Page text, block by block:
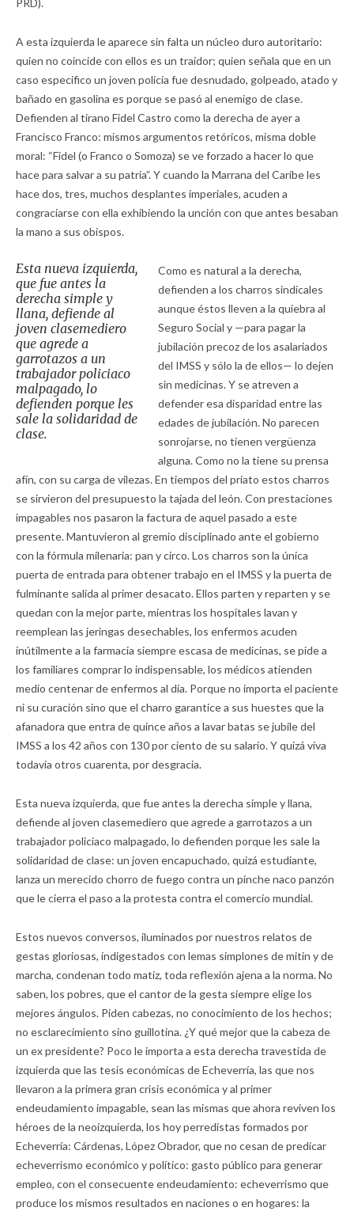
PRD).
A esta izquierda le aparece sin falta un núcleo duro autoritario:
quien no coincide con ellos es un traidor; quien señala que en un
caso específico un joven policía fue desnudado, golpeado, atado y
bañado en gasolina es porque se pasó al enemigo de clase.
Defienden al tirano Fidel Castro como la derecha de ayer a
Francisco Franco: mismos argumentos retóricos, misma doble
moral: “Fidel (o Franco o Somoza) se ve forzado a hacer lo que
hace para salvar a su patria”. Y cuando la Marrana del Caribe les
hace dos, tres, muchos desplantes imperiales, acuden a
congraciarse con ella exhibiendo la unción con que antes besaban
la mano a sus obispos.
Esta nueva izquierda,
que fue antes la
derecha simple y
llana, defiende al
joven clasemediero
que agrede a
garrotazos a un
trabajador policiaco
malpagado, lo
defienden porque les
sale la solidaridad de
clase.
Como es natural a la derecha,
defienden a los charros sindicales
aunque éstos lleven a la quiebra al
Seguro Social y —para pagar la
jubilación precoz de los asalariados
del IMSS y sólo la de ellos— lo dejen
sin medicinas. Y se atreven a
defender esa disparidad entre las
edades de jubilación. No parecen
sonrojarse, no tienen vergüenza
alguna. Como no la tiene su prensa
afín, con su carga de vilezas. En tiempos del priato estos charros
se sirvieron del presupuesto la tajada del león. Con prestaciones
impagables nos pasaron la factura de aquel pasado a este
presente. Mantuvieron al gremio disciplinado ante el gobierno
con la fórmula milenaria: pan y circo. Los charros son la única
puerta de entrada para obtener trabajo en el IMSS y la puerta de
fulminante salida al primer desacato. Ellos parten y reparten y se
quedan con la mejor parte, mientras los hospitales lavan y
reemplean las jeringas desechables, los enfermos acuden
inútilmente a la farmacia siempre escasa de medicinas, se pide a
los familiares comprar lo indispensable, los médicos atienden
medio centenar de enfermos al día. Porque no importa el paciente
ni su curación sino que el charro garantice a sus huestes que la
afanadora que entra de quince años a lavar batas se jubile del
IMSS a los 42 años con 130 por ciento de su salario. Y quizá viva
todavía otros cuarenta, por desgracia.
Esta nueva izquierda, que fue antes la derecha simple y llana,
defiende al joven clasemediero que agrede a garrotazos a un
trabajador policiaco malpagado, lo defienden porque les sale la
solidaridad de clase: un joven encapuchado, quizá estudiante,
lanza un merecido chorro de fuego contra un pinche naco panzón
que le cierra el paso a la protesta contra el comercio mundial.
Estos nuevos conversos, iluminados por nuestros relatos de
gestas gloriosas, indigestados con lemas simplones de mitin y de
marcha, condenan todo matiz, toda reflexión ajena a la norma. No
saben, los pobres, que el cantor de la gesta siempre elige los
mejores ángulos. Piden cabezas, no conocimiento de los hechos;
no esclarecimiento sino guillotina. ¿Y qué mejor que la cabeza de
un ex presidente? Poco le importa a esta derecha travestida de
izquierda que las tesis económicas de Echeverría, las que nos
llevaron a la primera gran crisis económica y al primer
endeudamiento impagable, sean las mismas que ahora reviven los
héroes de la neoizquierda, los hoy perredistas formados por
Echeverría: Cárdenas, López Obrador, que no cesan de predicar
echeverrismo económico y político: gasto público para generar
empleo, con el consecuente endeudamiento: echeverrismo que
produce los mismos resultados en naciones o en hogares: la